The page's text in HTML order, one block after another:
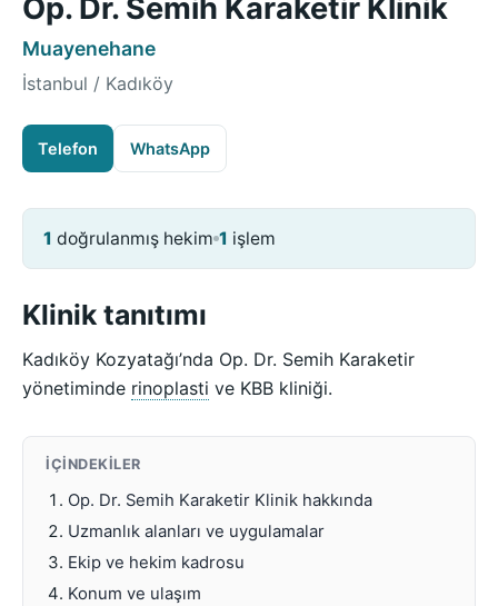
Op. Dr. Semih Karaketir Klinik
Muayenehane
İstanbul / Kadıköy
Telefon WhatsApp
1 doğrulanmış hekim 1 işlem
Klinik tanıtımı
Kadıköy Kozyatağı’nda Op. Dr. Semih Karaketir
yönetiminde rinoplasti ve KBB kliniği.
İÇINDEKILER
Op. Dr. Semih Karaketir Klinik hakkında
Uzmanlık alanları ve uygulamalar
Ekip ve hekim kadrosu
Konum ve ulaşım